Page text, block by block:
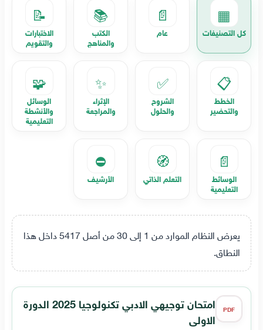
▦
كل التصنيفات
📄
عام
📚
الكتب
والمناهج
📝
الاختبارات
والتقويم
📋
الخطط
والتحضير
✅
الشروح
والحلول
✨
الإثراء
والمراجعة
🧩
الوسائل
والأنشطة
التعليمية
📄
الوسائط
التعليمية
🧭
التعلم الذاتي
⛔
الأرشيف
يعرض النظام الموارد من 1 إلى 30 من أصل 5417 داخل هذا
النطاق.
PDF
امتحان توجيهي الادبي تكنولوجيا 2025 الدورة
الاولى